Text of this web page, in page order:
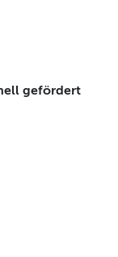
gefördert